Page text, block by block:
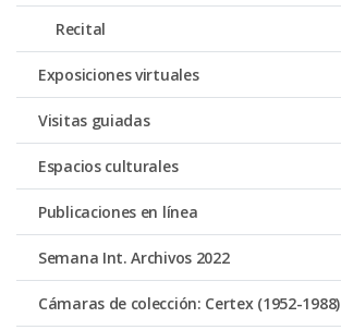
Recital
Exposiciones virtuales
Visitas guiadas
Espacios culturales
Publicaciones en línea
Semana Int. Archivos 2022
Cámaras de colección: Certex (1952-1988)